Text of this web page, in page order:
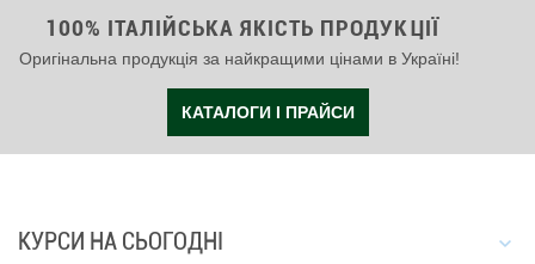
100% ІТАЛІЙСЬКА ЯКІСТЬ ПРОДУКЦІЇ
Оригінальна продукція за найкращими цінами в Україні!
КАТАЛОГИ І ПРАЙСИ
КУРСИ НА СЬОГОДНІ